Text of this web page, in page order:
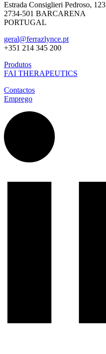
Estrada Consiglieri Pedroso, 123
2734-501 BARCARENA
PORTUGAL
geral@ferrazlynce.pt
+351 214 345 200
Produtos
FAI THERAPEUTICS
Contactos
Emprego